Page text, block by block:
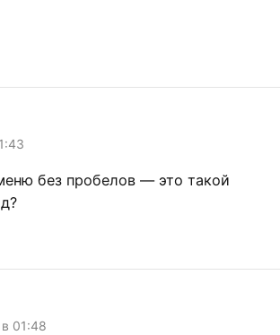
без пробелов — это такой
01:48